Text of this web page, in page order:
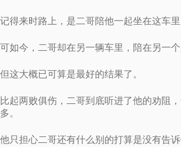
记得来时路上，是二哥陪他一起坐在这车
可如今，二哥却在另一辆车里，陪在另一个
但这大概已可算是最好的结果了。
比起两败俱伤，二哥到底听进了他的劝阻
多。
他只担心二哥还有什么别的打算是没有告诉